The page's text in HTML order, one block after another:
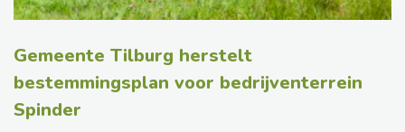
Gemeente Tilburg herstelt
bestemmingsplan voor bedrijventerrein
Spinder